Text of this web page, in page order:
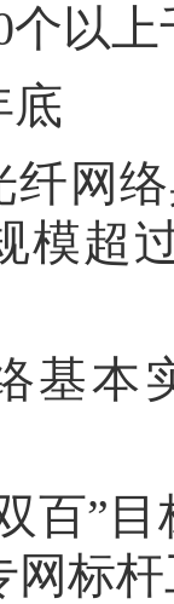
以上
底
网络
模超
本
”目
网标